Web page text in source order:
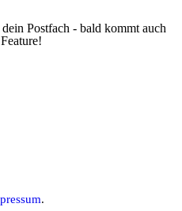
Postfach - bald kommt auch
.